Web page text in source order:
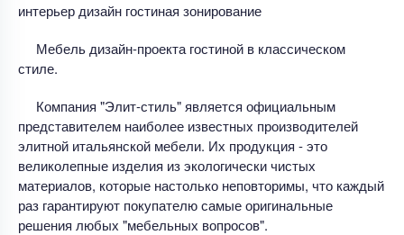
интерьер дизайн гостиная зонирование
Мебель дизайн-проекта гостиной в классическом
стиле.
Компания "Элит-стиль" является официальным
представителем наиболее известных производителей
элитной итальянской мебели. Их продукция - это
великолепные изделия из экологически чистых
материалов, которые настолько неповторимы, что каждый
раз гарантируют покупателю самые оригинальные
решения любых "мебельных вопросов".